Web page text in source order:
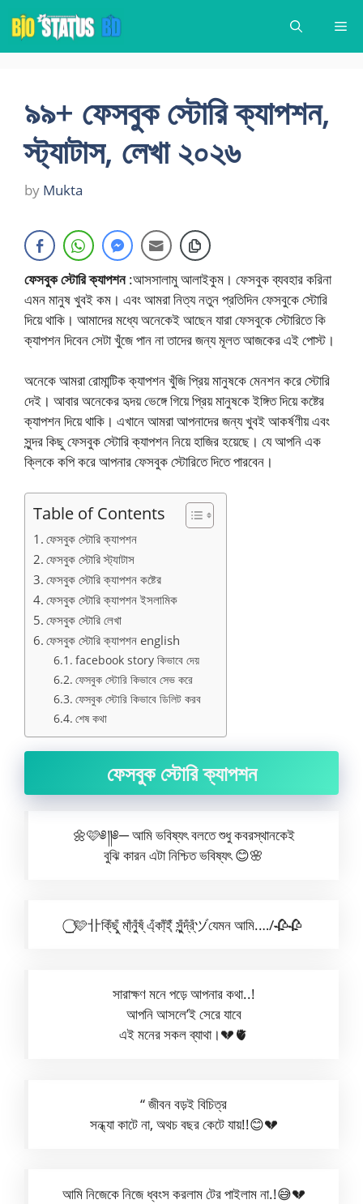
Skip
content
৯৯+ ফেসবুক স্টোরি ক্যাপশন,
স্ট্যাটাস, লেখা ২০২৬
by Mukta
ফেসবুক স্টোরি ক্যাপশন:আসসালামু আলাইকুম। ফেসবুক ব্যবহার করিনা
এমন মানুষ খুবই কম। এবং আমরা নিত্য নতুন প্রতিদিন ফেসবুকে স্টোরি
দিয়ে থাকি। আমাদের মধ্যে অনেকেই আছেন যারা ফেসবুকে স্টোরিতে কি
ক্যাপশন দিবেন সেটা খুঁজে পান না তাদের জন্য মূলত আজকের এই পোস্ট।
অনেকে আমরা রোমান্টিক ক্যাপশন খুঁজি প্রিয় মানুষকে মেনশন করে স্টোরি
দেই। আবার অনেকের হৃদয় ভেঙ্গে গিয়ে প্রিয় মানুষকে ইঙ্গিত দিয়ে কষ্টের
ক্যাপশন দিয়ে থাকি। এখানে আমরা আপনাদের জন্য খুবই আকর্ষণীয় এবং
সুন্দর কিছু ফেসবুক স্টোরি ক্যাপশন নিয়ে হাজির হয়েছে। যে আপনি এক
ক্লিকে কপি করে আপনার ফেসবুক স্টোরিতে দিতে পারবেন।
Table of Contents
ফেসবুক স্টোরি ক্যাপশন
ফেসবুক স্টোরি স্ট্যাটাস
ফেসবুক স্টোরি ক্যাপশন কষ্টের
ফেসবুক স্টোরি ক্যাপশন ইসলামিক
ফেসবুক স্টোরি লেখা
ফেসবুক স্টোরি ক্যাপশন english
facebook story কিভাবে দেয়
ফেসবুক স্টোরি কিভাবে সেভ করে
ফেসবুক স্টোরি কিভাবে ডিলিট করব
শেষ কথা
ফেসবুক স্টোরি ক্যাপশন
🌼🩷༅༎༅─ আমি ভবিষ্যৎ বলতে শুধু কবরস্থানকেই
বুঝি কারন এটা নিশ্চিত ভবিষ্যৎ 😊🌸
⎯⃝🩷卝কি্ঁছু্ঁ মা্ঁনু্ঁষ্ঁ এ্ঁকা্ঁই্ঁ সু্ঁন্দ্ঁর্ঁヅযেমন আমি.…/🥀🥀
সারাক্ষণ মনে পড়ে আপনার কথা..!
আপনি আসলে’ই সেরে যাবে
এই মনের সকল ব্যাথা।💔🫀
“ জীবন বড়ই বিচিত্র
সন্ধ্যা কাটে না, অথচ বছর কেটে যায়!!😊💔
আমি নিজেকে নিজে ধ্বংস করলাম টের পাইলাম না.!😅💔